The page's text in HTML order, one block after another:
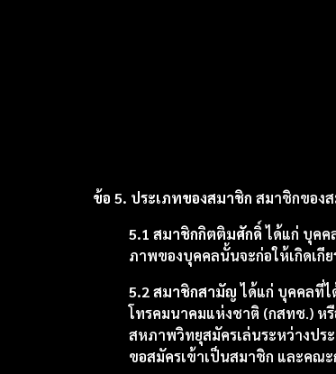
ข้อ 5. ประเภทของสมาชิก สมาชิกของ
5.1 สมาชิกกิตติมศักดิ์ได้แก่ บุคค
ภาพของบุคคลนั้นจะก่อให้เกิดเกี
5.2 สมาชิกสามัญได้แก่ บุคคลที่ไ
โทรคมนาคมแห่งชาติ (กสทช.) หรื
สหภาพวิทยุสมัครเล่นระหว่างประ
ขอสมัครเข้าเป็นสมาชิก และคณ